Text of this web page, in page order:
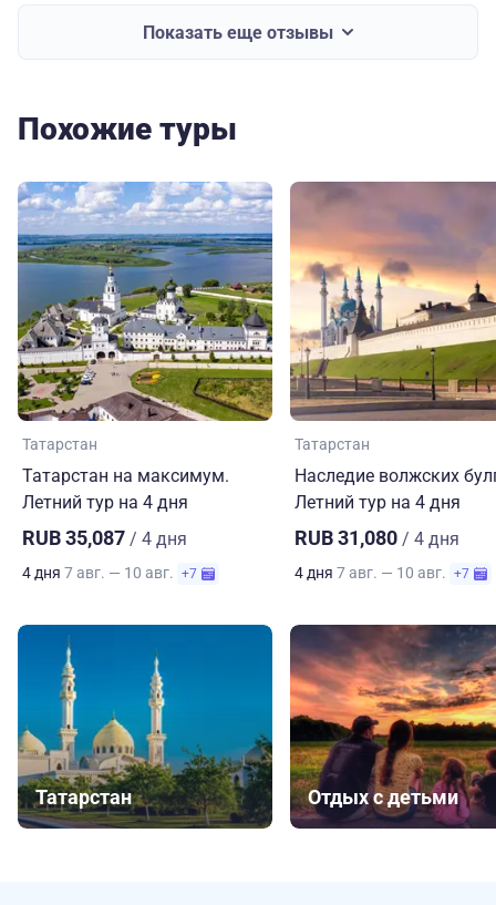
Показать еще отзывы
Похожие туры
Татарстан
Татарстан на максимум.
Летний тур на 4 дня
RUB 35,087 / 4 дня
4 дня 7 авг. — 10 авг. +7
Татарстан
Наследие волжских
Летний тур на 4 дня
RUB 31,080 / 4 дня
4 дня 7 авг. — 10 авг. +7
Татарстан Отдых с детьми